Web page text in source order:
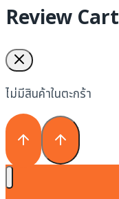
Review Cart
ไม่มีสินค้าในตะกร้า